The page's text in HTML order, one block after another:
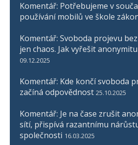
Komentář: Potřebujeme v
používání mobilů ve škole
Komentář: Svoboda projevu
jen chaos. Jak vyřešit
09.12.2025
Komentář: Kde končí svoboda
začíná odpovědnost 25.10.2025
Komentář: Je na čase zrušit
sítí, přispívá razantnímu
společnosti 16.03.2025